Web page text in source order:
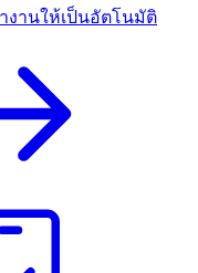
งานให้เป็นอัตโนมัติ